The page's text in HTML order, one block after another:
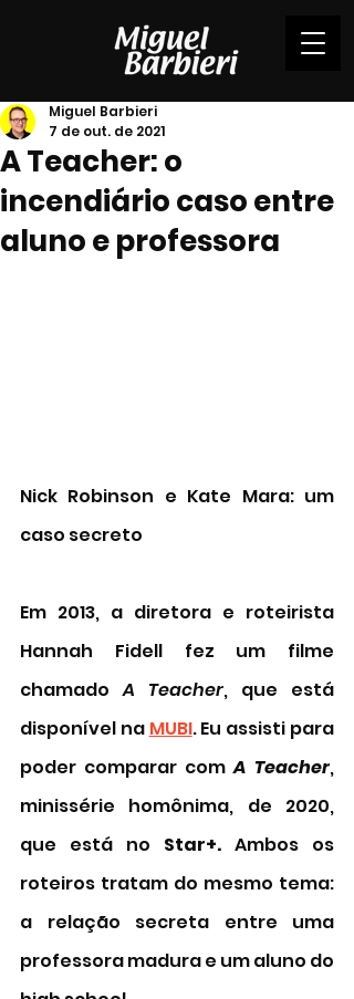
A Teacher: o
incendiário caso entre
aluno e professora
Miguel Barbieri
7 de out. de 2021
Nick Robinson e Kate Mara: um
caso secreto
Hannah Fidell fez um filme
chamado A Teacher, que está
disponível na MUBI. Eu assisti para
poder comparar com A Teacher,
minissérie homônima, de 2020,
que está no Star+. Ambos os
roteiros tratam do mesmo tema:
a relação secreta entre uma
professora madura e um aluno do